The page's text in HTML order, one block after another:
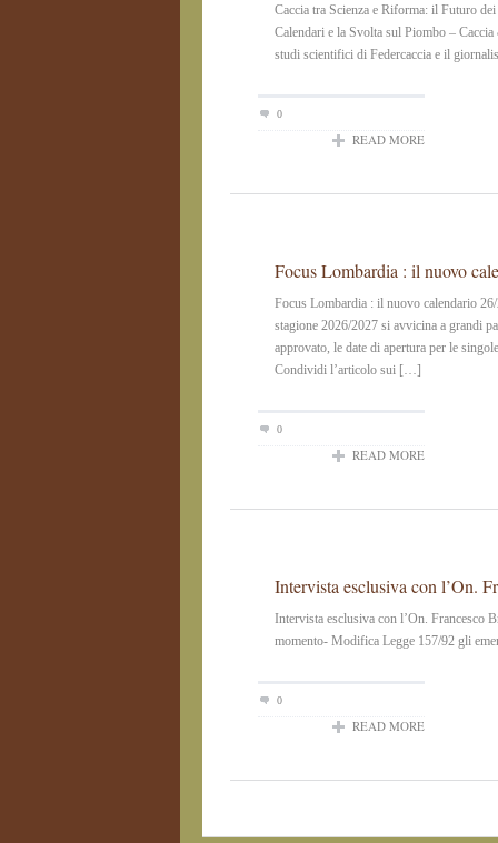
Caccia tra Scienza e Riforma: il Futuro
Calendari e la Svolta sul Piombo –
studi scientifici di Federcaccia e il
0
READ MORE
Focus Lombardia : il nuovo
Focus Lombardia : il nuovo calendario
stagione 2026/2027 si avvicina a grandi
approvato, le date di apertura per le
Condividi l’articolo sui […]
0
READ MORE
Intervista esclusiva con l’On.
Intervista esclusiva con l’On. Francesco
momento- Modifica Legge 157/92 gli
0
READ MORE